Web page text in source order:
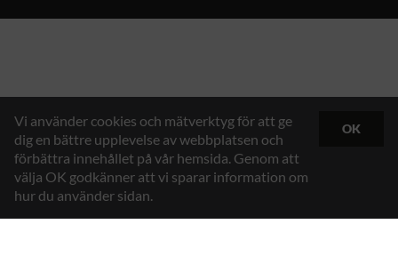
Vi använder cookies och mätverktyg för att ge
dig en bättre upplevelse av webbplatsen och
förbättra innehållet på vår hemsida. Genom att
välja OK godkänner att vi sparar information om
hur du använder sidan.
OK